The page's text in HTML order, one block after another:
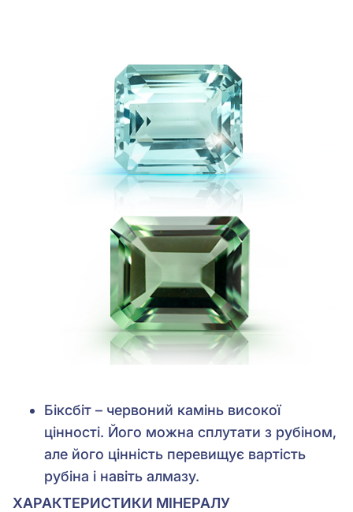
Біксбіт – червоний камінь високої
цінності. Його можна сплутати з рубіном,
але його цінність перевищує вартість
рубіна і навіть алмазу.
ХАРАКТЕРИСТИКИ МІНЕРАЛУ